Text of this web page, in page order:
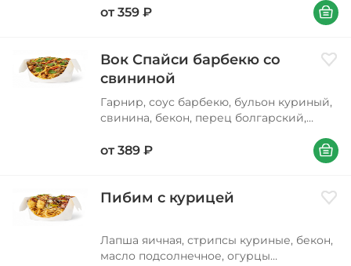
морковь, лук репчатый, шампиньоны
кимчи, лук зеленый, петрушка, кунжут
от 359 ₽ В
Вок Спайси барбекю со
свининой
Гарнир, соус барбекю, бульон куриный,
свинина, бекон, перец болгарский,
стручковая, перец халапеньо, соус
от 389 ₽ В
Пибим с курицей
Лапша яичная, стрипсы куриные, бекон,
масло подсолнечное, огурцы